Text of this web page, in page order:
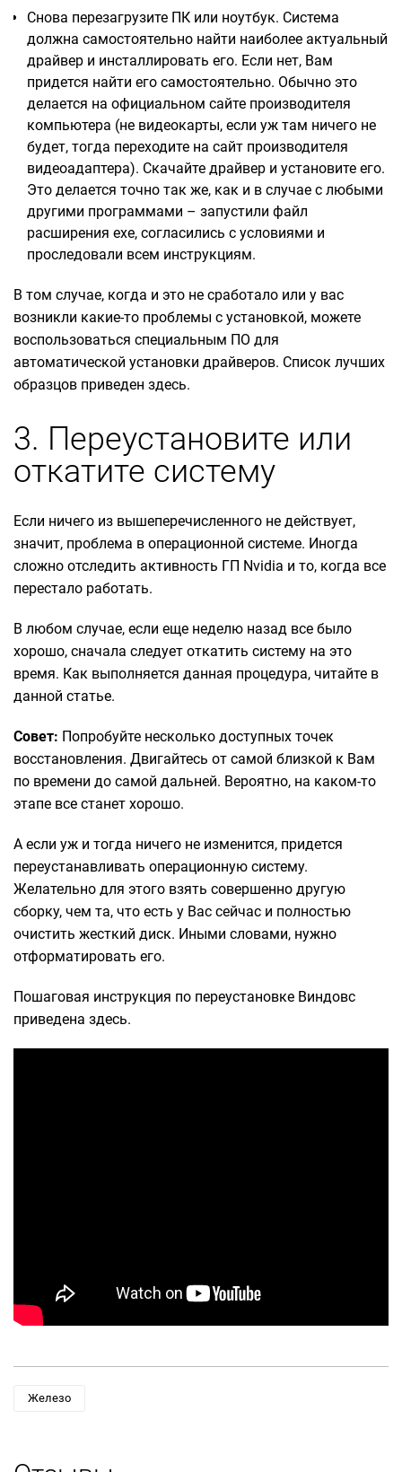
Снова перезагрузите ПК или ноутбук. Система
должна самостоятельно найти наиболее актуальный
драйвер и инсталлировать его. Если нет, Вам
придется найти его самостоятельно. Обычно это
делается на официальном сайте производителя
компьютера (не видеокарты, если уж там ничего не
будет, тогда переходите на сайт производителя
видеоадаптера). Скачайте драйвер и установите его.
Это делается точно так же, как и в случае с любыми
другими программами – запустили файл
расширения exe, согласились с условиями и
проследовали всем инструкциям.
В том случае, когда и это не сработало или у вас
возникли какие-то проблемы с установкой, можете
воспользоваться специальным ПО для
автоматической установки драйверов. Список лучших
образцов приведен здесь.
3. Переустановите или
откатите систему
Если ничего из вышеперечисленного не действует,
значит, проблема в операционной системе. Иногда
сложно отследить активность ГП Nvidia и то, когда все
перестало работать.
В любом случае, если еще неделю назад все было
хорошо, сначала следует откатить систему на это
время. Как выполняется данная процедура, читайте в
данной статье.
Совет: Попробуйте несколько доступных точек
восстановления. Двигайтесь от самой близкой к Вам
по времени до самой дальней. Вероятно, на каком-то
этапе все станет хорошо.
А если уж и тогда ничего не изменится, придется
переустанавливать операционную систему.
Желательно для этого взять совершенно другую
сборку, чем та, что есть у Вас сейчас и полностью
очистить жесткий диск. Иными словами, нужно
отформатировать его.
Пошаговая инструкция по переустановке Виндовс
приведена здесь.
Железо